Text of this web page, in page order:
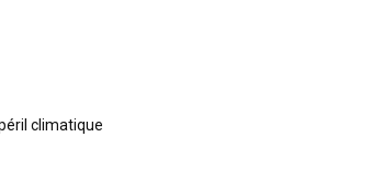
climatique